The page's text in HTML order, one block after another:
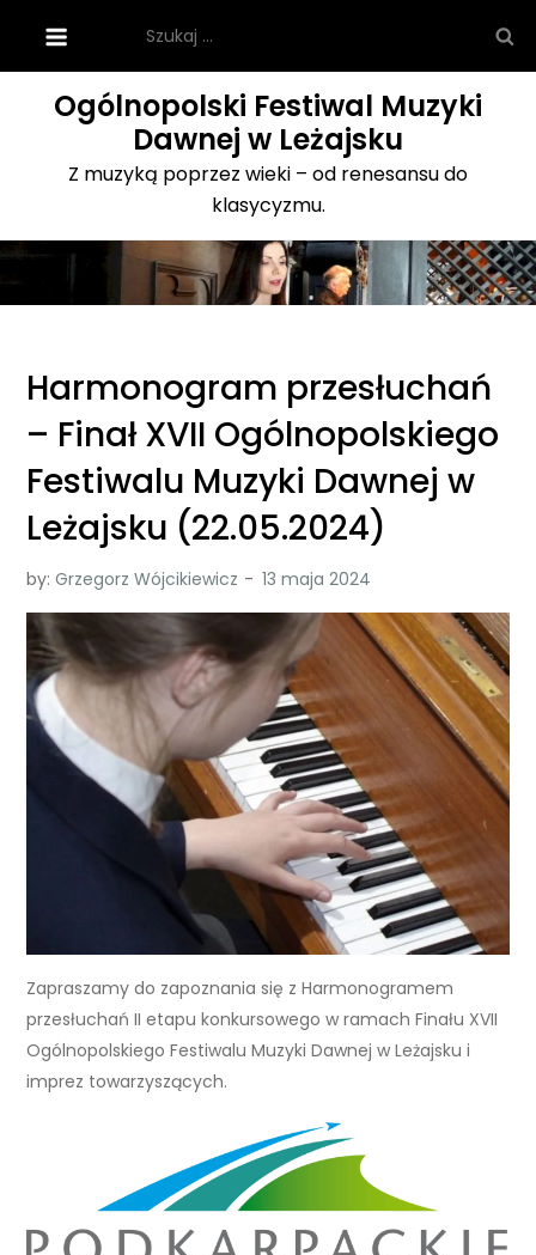
content
Ogólnopolski Festiwal Muzyki
Dawnej w Leżajsku
Z muzyką poprzez wieki – od renesansu do
klasycyzmu.
Harmonogram przesłuchań
– Finał XVII Ogólnopolskiego
Festiwalu Muzyki Dawnej w
Leżajsku (22.05.2024)
by:Grzegorz Wójcikiewicz
Zapraszamy do zapoznania się z Harmonogramem
przesłuchań II etapu konkursowego w ramach Finału XVII
Ogólnopolskiego Festiwalu Muzyki Dawnej w Leżajsku i
imprez towarzyszących.